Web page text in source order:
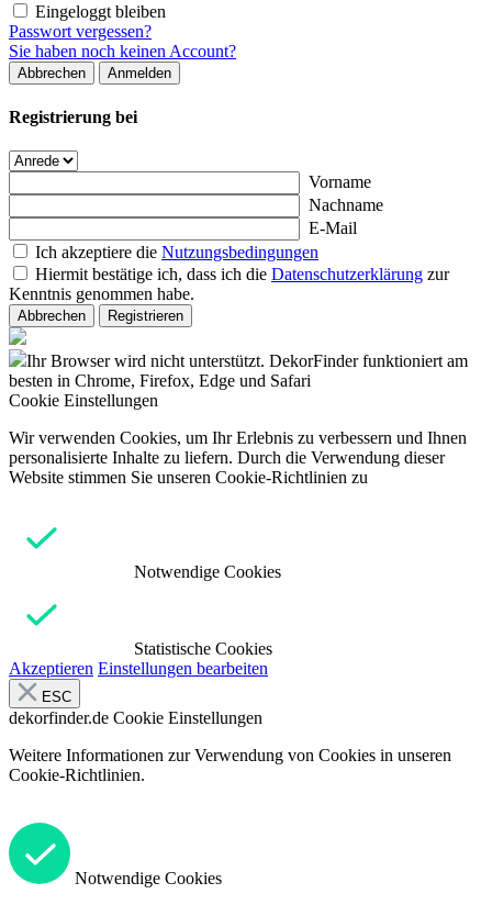
Eingeloggt bleiben
Passwort vergessen?
Sie haben noch keinen Account?
Abbrechen Anmelden
Registrierung bei
Vorname
Nachname
E-Mail
Ich akzeptiere die Nutzungsbedingungen
Hiermit bestätige ich, dass ich die Datenschutzerklärung zur
Kenntnis genommen habe.
Abbrechen Registrieren
Ihr Browser wird nicht unterstützt. DekorFinder funktioniert am
besten in Chrome, Firefox, Edge und Safari
Cookie Einstellungen
Wir verwenden Cookies, um Ihr Erlebnis zu verbessern und Ihnen
personalisierte Inhalte zu liefern. Durch die Verwendung dieser
Website stimmen Sie unseren Cookie-Richtlinien zu
Notwendige Cookies
Statistische Cookies
Akzeptieren Einstellungen bearbeiten
ESC
dekorfinder.de Cookie Einstellungen
Weitere Informationen zur Verwendung von Cookies in unseren
Cookie-Richtlinien.
Notwendige Cookies